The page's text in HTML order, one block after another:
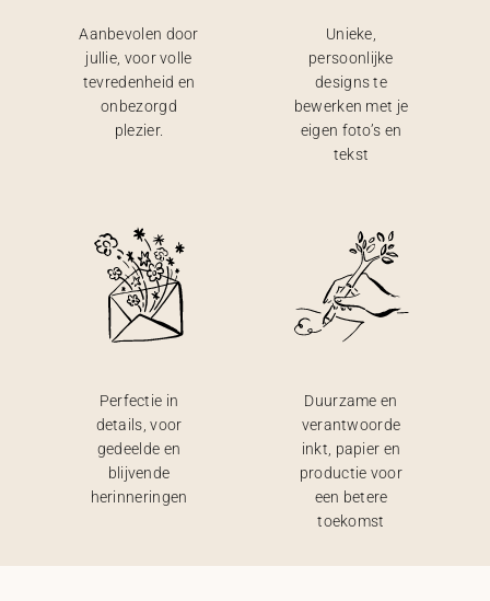
Aanbevolen door
jullie, voor volle
tevredenheid en
onbezorgd
plezier.
Unieke,
persoonlijke
designs te
bewerken met je
eigen foto’s en
tekst
Perfectie in
details, voor
gedeelde en
blijvende
herinneringen
Duurzame en
verantwoorde
inkt, papier en
productie voor
een betere
toekomst